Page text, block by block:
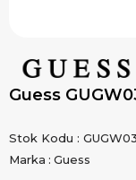
Guess
Stok Kodu
Marka : Guess